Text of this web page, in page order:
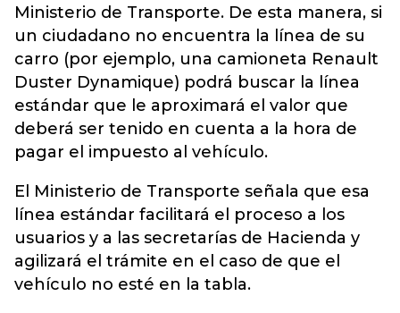
Ministerio de Transporte. De esta manera, si
un ciudadano no encuentra la línea de su
carro (por ejemplo, una camioneta Renault
Duster Dynamique) podrá buscar la línea
estándar que le aproximará el valor que
deberá ser tenido en cuenta a la hora de
pagar el impuesto al vehículo.
El Ministerio de Transporte señala que esa
línea estándar facilitará el proceso a los
usuarios y a las secretarías de Hacienda y
agilizará el trámite en el caso de que el
vehículo no esté en la tabla.